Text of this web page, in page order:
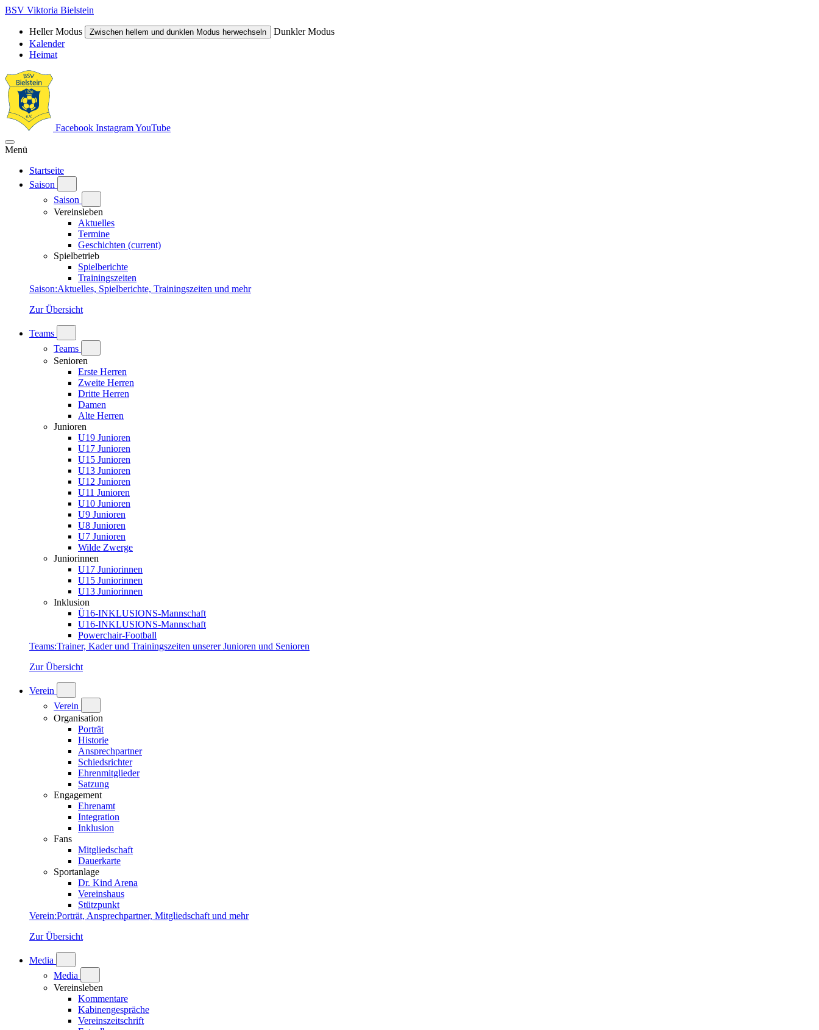
BSV Viktoria Bielstein
Heller Modus Zwischen hellem und dunklen Modus herwechseln
Dunkler Modus
Kalender
Heimat
Facebook InstagramYouTube
Menü
Startseite
Saison
Saison
Vereinsleben
Aktuelles
Termine
Geschichten (current)
Spielbetrieb
Spielberichte
Trainingszeiten
Saison:Aktuelles, Spielberichte, Trainingszeiten und mehr
Zur Übersicht
Teams
Teams
Senioren
Erste Herren
Zweite Herren
Dritte Herren
Damen
Alte Herren
Junioren
U19 Junioren
U17 Junioren
U15 Junioren
U13 Junioren
U12 Junioren
U11 Junioren
U10 Junioren
U9 Junioren
U8 Junioren
U7 Junioren
Wilde Zwerge
Juniorinnen
U17 Juniorinnen
U15 Juniorinnen
U13 Juniorinnen
Inklusion
Ü16-INKLUSIONS-Mannschaft
U16-INKLUSIONS-Mannschaft
Powerchair-Football
Teams:Trainer, Kader und Trainingszeiten unserer Junioren und Senioren
Zur Übersicht
Verein
Verein
Organisation
Porträt
Historie
Ansprechpartner
Schiedsrichter
Ehrenmitglieder
Satzung
Engagement
Ehrenamt
Integration
Inklusion
Fans
Mitgliedschaft
Dauerkarte
Sportanlage
Dr. Kind Arena
Vereinshaus
Stützpunkt
Verein:Porträt, Ansprechpartner, Mitgliedschaft und mehr
Zur Übersicht
Media
Media
Vereinsleben
Kommentare
Kabinengespräche
Vereinszeitschrift